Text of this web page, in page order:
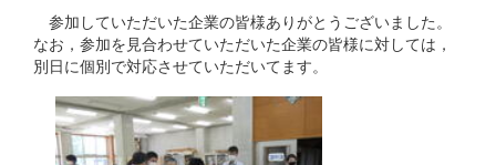
参加していただいた企業の皆様ありがとうございました。
なお，参加を見合わせていただいた企業の皆様に対しては，
別日に個別で対応させていただいてます。